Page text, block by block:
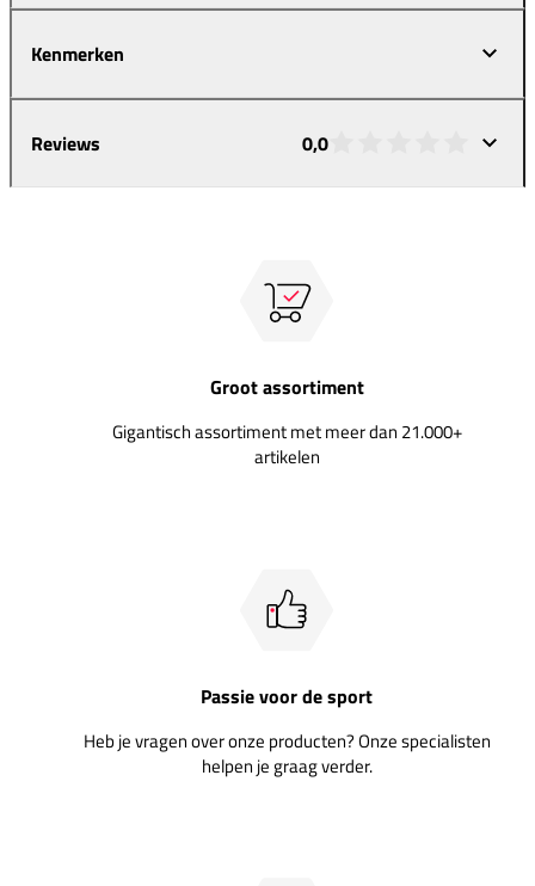
Kenmerken
Reviews 0,0
Groot assortiment
Gigantisch assortiment met meer dan 21.000+
artikelen
Passie voor de sport
Heb je vragen over onze producten? Onze specialisten
helpen je graag verder.